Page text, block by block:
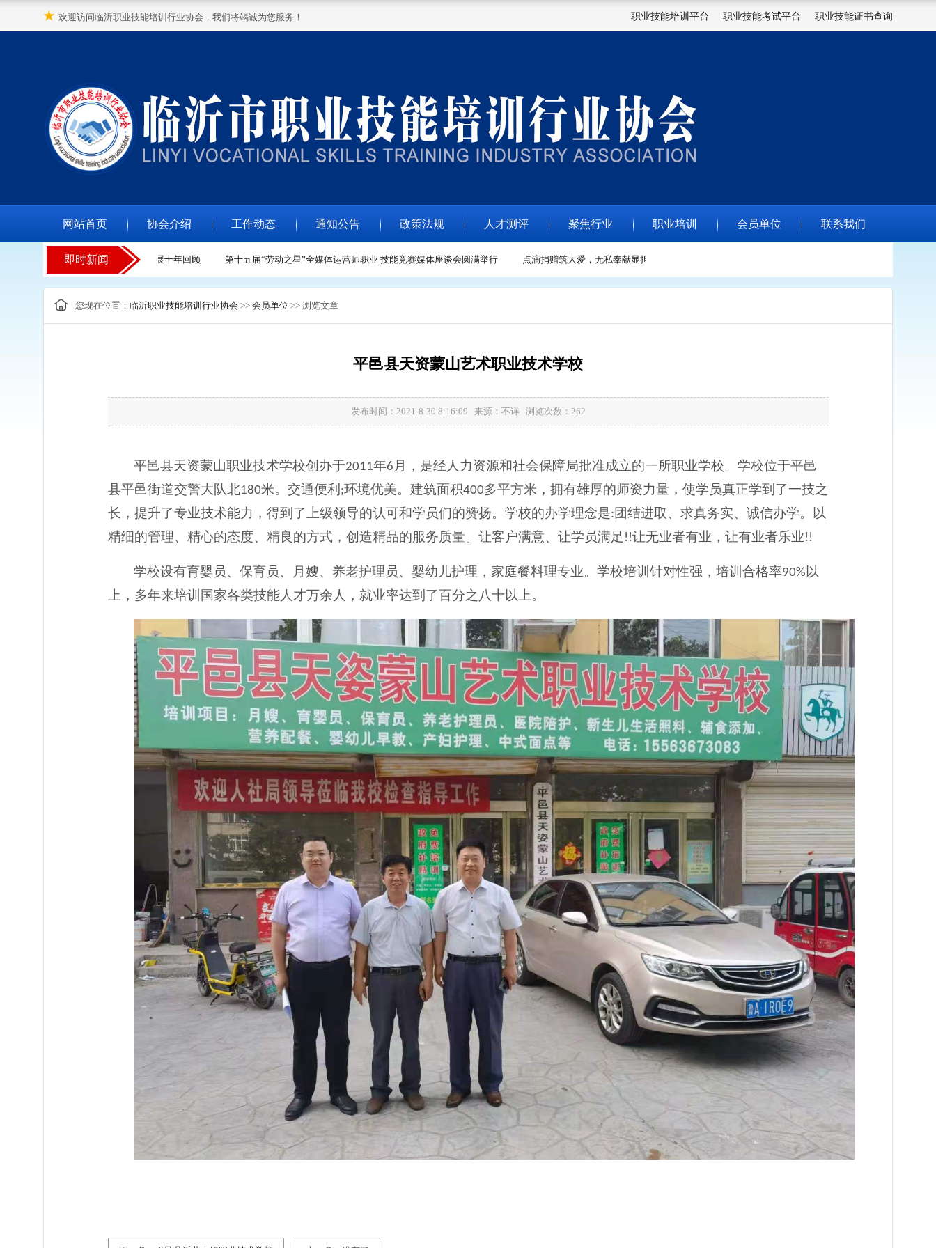
★ 欢迎访问临沂职业技能培训行业协会，我们将竭诚为您服务！ 职业技能培训平台 职业技能考试平台 职业技能证书查询
网站首页 协会介绍 工作动态 通知公告 政策法规 人才测评 聚焦行业 职业培训 会员单位 联系我们
即时新闻
我国社会组织发展十年回顾 第十五届“劳动之星”全媒体运营师职业 技能竞赛媒体座谈会圆满举行 点滴捐赠筑大爱，无私奉献显担当--协会为爱心学校和个人颁发捐赠荣誉证书
您现在位置： 临沂职业技能培训行业协会 >> 会员单位 >> 浏览文章
平邑县天资蒙山艺术职业技术学校
发布时间：2021-8-30 8:16:09 来源：不详 浏览次数： 262
平邑县天资蒙山职业技术学校创办于2011年6 月，是经人力资源和社会保障局批准成立的一所职业学校。学校位于平邑
县平邑街道交警大队北180米。交通便利 ;环境优美。建筑面积400多平方米，拥有雄厚的师资力量，使学员真正学到了一技之
长，提升了专业技术能力，得到了上级领导的认可和学员们的赞扬。学校的办学理念是: 团结进取、求真务实、诚信办学。以
精细的管理、精心的态度、精良的方式，创造精品的服务质量。让客户满意、让学员满足 !!让无业者有业，让有业者乐业!!
学校设有育婴员、保育员、月嫂、养老护理员、婴幼儿护理，家庭餐料理专业。学校培训针对性强，培训合格率90% 以
上，多年来培训国家各类技能人才万余人，就业率达到了百分之八十以上。